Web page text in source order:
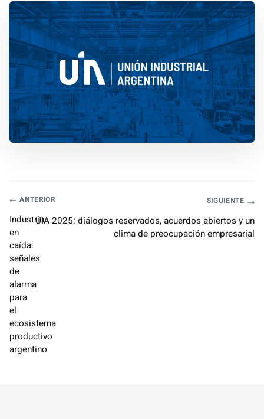
Navegación
de
entradas
ANTERIOR
Industria
en
caída:
señales
de
alarma
para
el
ecosistema
productivo
argentino
SIGUIENTE
UIA 2025: diálogos reservados, acuerdos abiertos y un
clima de preocupación empresarial